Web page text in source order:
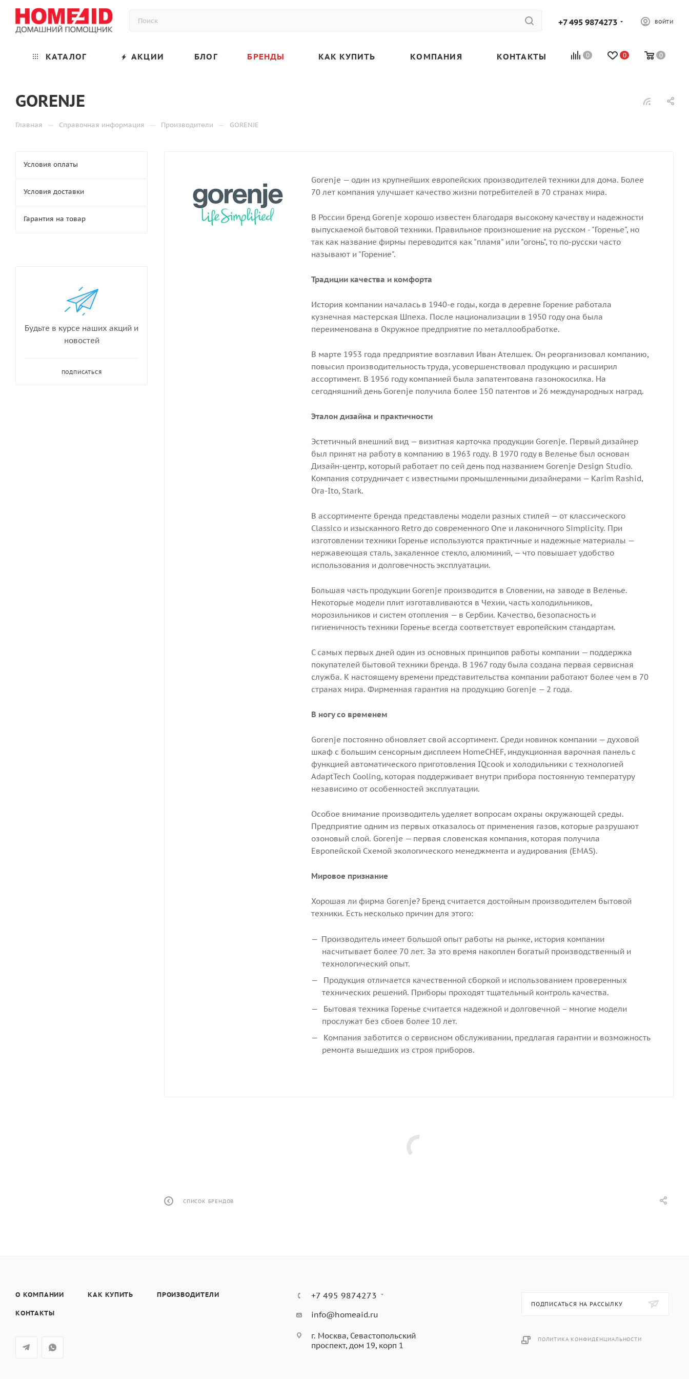
+7 495 9874273 ВОЙТИ
0 0 0
КАТАЛОГ АКЦИИ БЛОГ БРЕНДЫ КАК КУПИТЬ КОМПАНИЯ КОНТАКТЫ
GORENJE
Главная — Справочная информация — Производители — GORENJE
Gorenje — один из крупнейших европейских производителей техники для дома. Более
70 лет компания улучшает качество жизни потребителей в 70 странах мира.
В России бренд Gorenje хорошо известен благодаря высокому качеству и надежности
выпускаемой бытовой техники. Правильное произношение на русском - "Горенье", но
так как название фирмы переводится как "пламя" или "огонь", то по-русски часто
называют и "Горение".
Традиции качества и комфорта
История компании началась в 1940-е годы, когда в деревне Горение работала
кузнечная мастерская Шпеха. После национализации в 1950 году она была
переименована в Окружное предприятие по металлообработке.
В марте 1953 года предприятие возглавил Иван Ателшек. Он реорганизовал компанию,
повысил производительность труда, усовершенствовал продукцию и расширил
ассортимент. В 1956 году компанией была запатентована газонокосилка. На
сегодняшний день Gorenje получила более 150 патентов и 26 международных наград.
Эталон дизайна и практичности
Эстетичный внешний вид — визитная карточка продукции Gorenje. Первый дизайнер
был принят на работу в компанию в 1963 году. В 1970 году в Веленье был основан
Дизайн-центр, который работает по сей день под названием Gorenje Design Studio.
Компания сотрудничает с известными промышленными дизайнерами — Karim Rashid,
Ora-Ito, Stark.
В ассортименте бренда представлены модели разных стилей — от классического
Classico и изысканного Retro до современного One и лаконичного Simplicity. При
изготовлении техники Горенье используются практичные и надежные материалы —
нержавеющая сталь, закаленное стекло, алюминий, — что повышает удобство
использования и долговечность эксплуатации.
Большая часть продукции Gorenje производится в Словении, на заводе в Веленье.
Некоторые модели плит изготавливаются в Чехии, часть холодильников,
морозильников и систем отопления — в Сербии. Качество, безопасность и
гигиеничность техники Горенье всегда соответствует европейским стандартам.
С самых первых дней один из основных принципов работы компании — поддержка
покупателей бытовой техники бренда. В 1967 году была создана первая сервисная
служба. К настоящему времени представительства компании работают более чем в 70
странах мира. Фирменная гарантия на продукцию Gorenje — 2 года.
В ногу со временем
Gorenje постоянно обновляет свой ассортимент. Среди новинок компании — духовой
шкаф с большим сенсорным дисплеем HomeCHEF, индукционная варочная панель с
функцией автоматического приготовления IQcook и холодильники с технологией
AdaptTech Cooling, которая поддерживает внутри прибора постоянную температуру
независимо от особенностей эксплуатации.
Особое внимание производитель уделяет вопросам охраны окружающей среды.
Предприятие одним из первых отказалось от применения газов, которые разрушают
озоновый слой. Gorenje — первая словенская компания, которая получила
Европейской Схемой экологического менеджмента и аудирования (EMAS).
Мировое признание
Хорошая ли фирма Gorenje? Бренд считается достойным производителем бытовой
техники. Есть несколько причин для этого:
Производитель имеет большой опыт работы на рынке, история компании
насчитывает более 70 лет. За это время накоплен богатый производственный и
технологический опыт.
Продукция отличается качественной сборкой и использованием проверенных
технических решений. Приборы проходят тщательный контроль качества.
Бытовая техника Горенье считается надежной и долговечной – многие модели
прослужат без сбоев более 10 лет.
Компания заботится о сервисном обслуживании, предлагая гарантии и возможность
ремонта вышедших из строя приборов.
СПИСОК БРЕНДОВ
Условия оплаты
Условия доставки
Гарантия на товар
Будьте в курсе наших акций и
новостей
ПОДПИСАТЬСЯ
О КОМПАНИИ КАК КУПИТЬ ПРОИЗВОДИТЕЛИ
КОНТАКТЫ
+7 495 9874273
info@homeaid.ru
г. Москва, Севастопольский
проспект, дом 19, корп 1
ПОДПИСАТЬСЯ НА РАССЫЛКУ
ПОЛИТИКА КОНФИДЕНЦИАЛЬНОСТИ